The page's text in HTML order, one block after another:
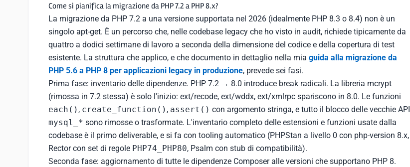
Come si pianifica la migrazione da PHP 7.2 a PHP 8.x?
La migrazione da PHP 7.2 a una versione supportata nel 2026 (idealmente PHP 8.3 o 8.4) non è un
singolo apt-get. È un percorso che, nelle codebase legacy che ho visto in audit, richiede tipicamente da
quattro a dodici settimane di lavoro a seconda della dimensione del codice e della copertura di test
esistente. La struttura che applico, e che documento in dettaglio nella mia guida alla migrazione da
PHP 5.6 a PHP 8 per applicazioni legacy in produzione, prevede sei fasi.
Prima fase: inventario delle dipendenze. PHP 7.2 → 8.0 introduce break radicali. La libreria mcrypt
(rimossa in 7.2 stessa) è solo l'inizio: ext/recode, ext/wddx, ext/xmlrpc spariscono in 8.0. Le funzioni
each() , create_function() , assert() con argomento stringa, e tutto il blocco delle vecchie API
mysql_* sono rimosse o trasformate. L'inventario completo delle estensioni e funzioni usate dalla
codebase è il primo deliverable, e si fa con tooling automatico (PHPStan a livello 0 con php-version 8.x,
Rector con set di regole PHP74_PHP80, Psalm con stub di compatibilità).
Seconda fase: aggiornamento di tutte le dipendenze Composer alle versioni che supportano PHP 8.